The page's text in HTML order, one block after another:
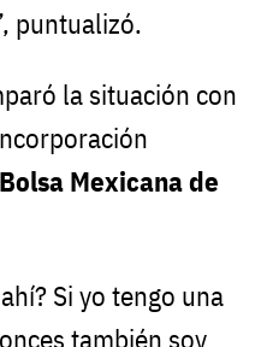
puntualizó.
la situación con
Bolsa Mexicana de
Si yo tengo una
también soy